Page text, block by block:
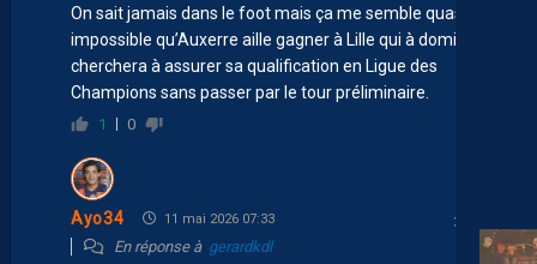
On sait jamais dans le foot mais ça me semble quasi
impossible qu’Auxerre aille gagner à Lille qui à domicile
cherchera à assurer sa qualification en Ligue des
Champions sans passer par le tour préliminaire.
1 0
Ayo34 11 mai 2026 07:33
En réponse à gerardkdl